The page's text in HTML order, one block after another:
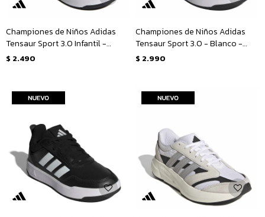
Championes de Niños Adidas
Tensaur Sport 3.0 Infantil -
Blanco - Negro
$ 2.490
Championes de Niños Adidas
Tensaur Sport 3.0 - Blanco -
Negro
$ 2.990